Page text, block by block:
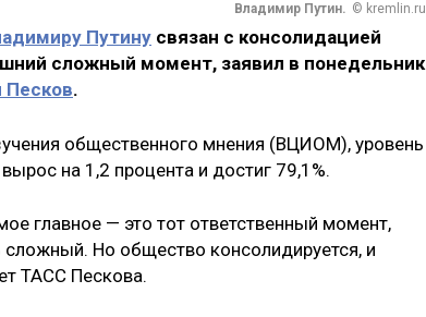
Владимир Путин. © kremlin.ru
Путину связан с консолидацией
сложный момент, заявил в понедельник
.
общественного мнения (ВЦИОМ), уровень
на 1,2 процента и достиг 79,1%.
главное — это тот ответственный момент,
Но общество консолидируется, и
ТАСС Пескова.